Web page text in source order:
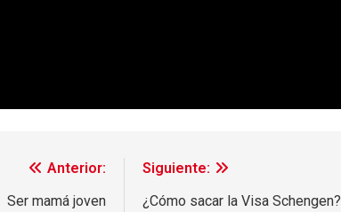
Anterior:
Ser mamá joven
Siguiente:
¿Cómo sacar la Visa Schengen?